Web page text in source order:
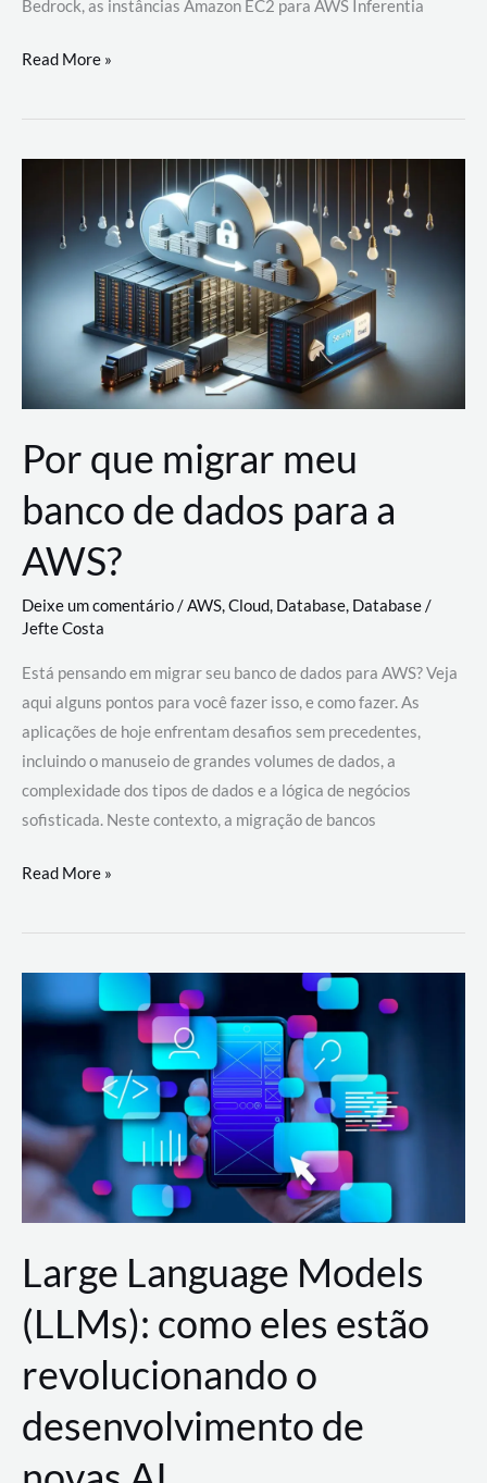
Bedrock, as instâncias Amazon EC2 para AWS Inferentia
Utilizando
Soluções
AWS
Read More »
Por que migrar meu
banco de dados para a
AWS?
Deixe um comentário/AWS,Cloud, Database, Database/
Jefte Costa
Está pensando em migrar seu banco de dados para AWS? Veja
aqui alguns pontos para você fazer isso, e como fazer. As
aplicações de hoje enfrentam desafios sem precedentes,
incluindo o manuseio de grandes volumes de dados, a
complexidade dos tipos de dados e a lógica de negócios
sofisticada. Neste contexto, a migração de bancos
Por
migrar
de
a
AWS?
Read More »
Large Language Models
(LLMs): como eles estão
revolucionando o
desenvolvimento de